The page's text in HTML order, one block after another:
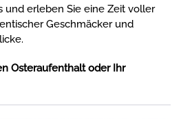
und erleben Sie eine Zeit voller
Geschmäcker und
Osteraufenthalt oder Ihr